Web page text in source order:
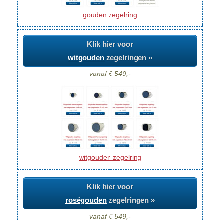
gouden zegelring
Klik hier voor
witgouden zegelringen »
vanaf € 549,-
witgouden zegelring
Klik hier voor
roségouden zegelringen »
vanaf € 549,-